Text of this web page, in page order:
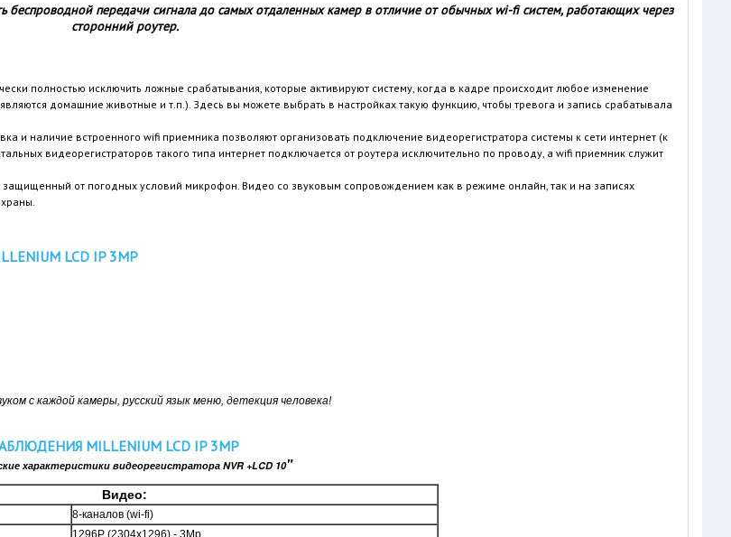
беспроводной передачи сигнала до самых отдаленных камер в отличие от обычных wi-fi систем, работающих через
сторонний роутер.
полностью исключить ложные срабатывания, которые активируют систему, когда в кадре происходит любое изменение
домашние животные и т.п.). Здесь вы можете выбрать в настройках такую функцию, чтобы тревога и запись срабатывала
и наличие встроенного wifi приемника позволяют организовать подключение видеорегистратора системы к сети интернет (к
видеорегистраторов такого типа интернет подключается от роутера исключительно по проводу, а wifi приемник служит
защищенный от погодных условий микрофон. Видео со звуковым сопровождением как в режиме онлайн, так и на записях
LCD IP 3MP
с каждой камеры, русский язык меню, детекция человека!
MILLENIUM LCD IP 3MP
характеристики видеорегистратора NVR +LCD 10"
Видео:
8-каналов (wi-fi)